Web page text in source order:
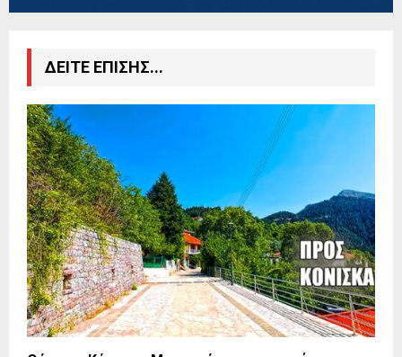
ΔΕΙΤΕ ΕΠΙΣΗΣ...